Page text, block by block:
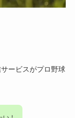
ービスがプロ野球